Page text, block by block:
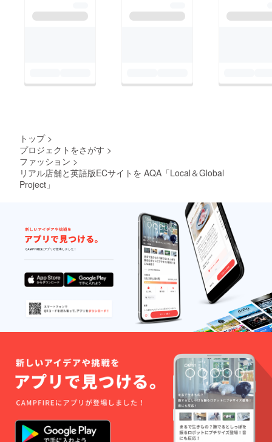
トップ >
プロジェクトをさがす >
ファッション >
リアル店舗と英語版ECサイトを AQA「Local＆Global
Project」